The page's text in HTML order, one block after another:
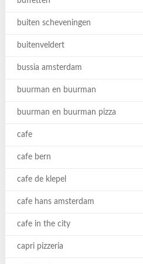
buiten scheveningen
buitenveldert
bussia amsterdam
buurman en buurman
buurman en buurman pizza
cafe
cafe bern
cafe de klepel
cafe hans amsterdam
cafe in the city
capri pizzeria